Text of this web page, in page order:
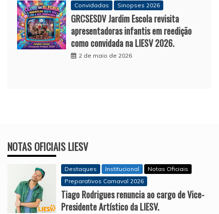
Convidadas Sinopses 2026
GRCSESDV Jardim Escola revisita
apresentadoras infantis em reedição
como convidada na LIESV 2026.
2 de maio de 2026
NOTAS OFICIAIS LIESV
Destaques Institucional
Notas Oficiais
Preparativos Carnaval 2026
Tiago Rodrigues renuncia ao cargo de Vice-
Presidente Artístico da LIESV.